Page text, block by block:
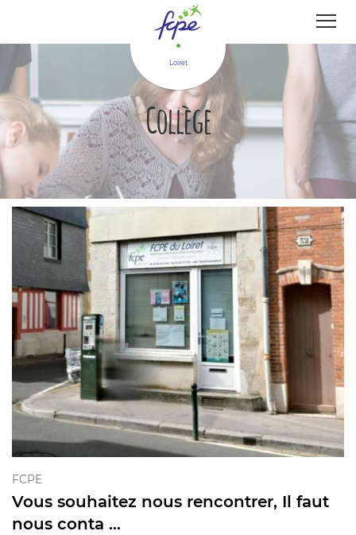
Loiret
Collège
FCPE
Vous souhaitez nous rencontrer, Il faut
nous conta ...